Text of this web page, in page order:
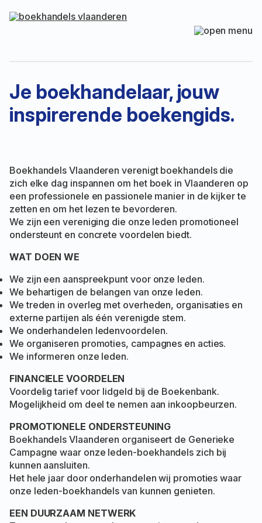
Je boekhandelaar, jouw
inspirerende boekengids.
Boekhandels Vlaanderen verenigt boekhandels die
zich elke dag inspannen om het boek in Vlaanderen op
een professionele en passionele manier in de kijker te
zetten en om het lezen te bevorderen.
We zijn een vereniging die onze leden promotioneel
ondersteunt en concrete voordelen biedt.
WAT DOEN WE
We zijn een aanspreekpunt voor onze leden.
We behartigen de belangen van onze leden.
We treden in overleg met overheden, organisaties en
externe partijen als één verenigde stem.
We onderhandelen ledenvoordelen.
We organiseren promoties, campagnes en acties.
We informeren onze leden.
FINANCIELE VOORDELEN
Voordelig tarief voor lidgeld bij de Boekenbank.
Mogelijkheid om deel te nemen aan inkoopbeurzen.
PROMOTIONELE ONDERSTEUNING
Boekhandels Vlaanderen organiseert de Generieke
Campagne waar onze leden-boekhandels zich bij
kunnen aansluiten.
Het hele jaar door onderhandelen wij promoties waar
onze leden-boekhandels van kunnen genieten.
EEN DUURZAAM NETWERK